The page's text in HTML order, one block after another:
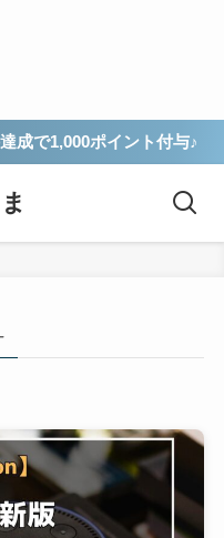
成で1,000ポイント付与♪